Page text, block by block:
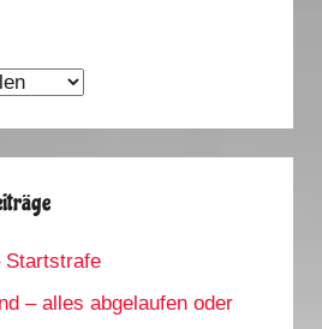
Startstrafe
– alles abgelaufen oder